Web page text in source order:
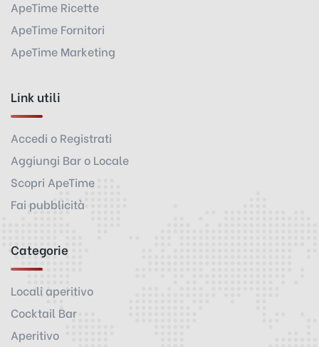
ApeTime Ricette
ApeTime Fornitori
ApeTime Marketing
Link utili
Accedi o Registrati
Aggiungi Bar o Locale
Scopri ApeTime
Fai pubblicità
Categorie
Locali aperitivo
Cocktail Bar
Aperitivo